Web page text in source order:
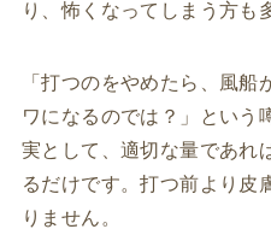
り、怖くなってしまう方も
「打つのをやめたら、風
ワになるのでは？」という
実として、適切な量であれ
るだけです。打つ前より皮
りません。